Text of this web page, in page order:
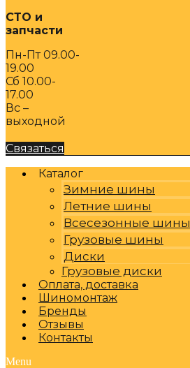
СТО и
запчасти
Пн-Пт 09.00-
19.00
Сб 10.00-
17.00
Вс –
выходной
Связаться
Каталог
Зимние шины
Летние шины
Всесезонные шины
Грузовые шины
Диски
Грузовые диски
Оплата, доставка
Шиномонтаж
Бренды
Отзывы
Контакты
Menu